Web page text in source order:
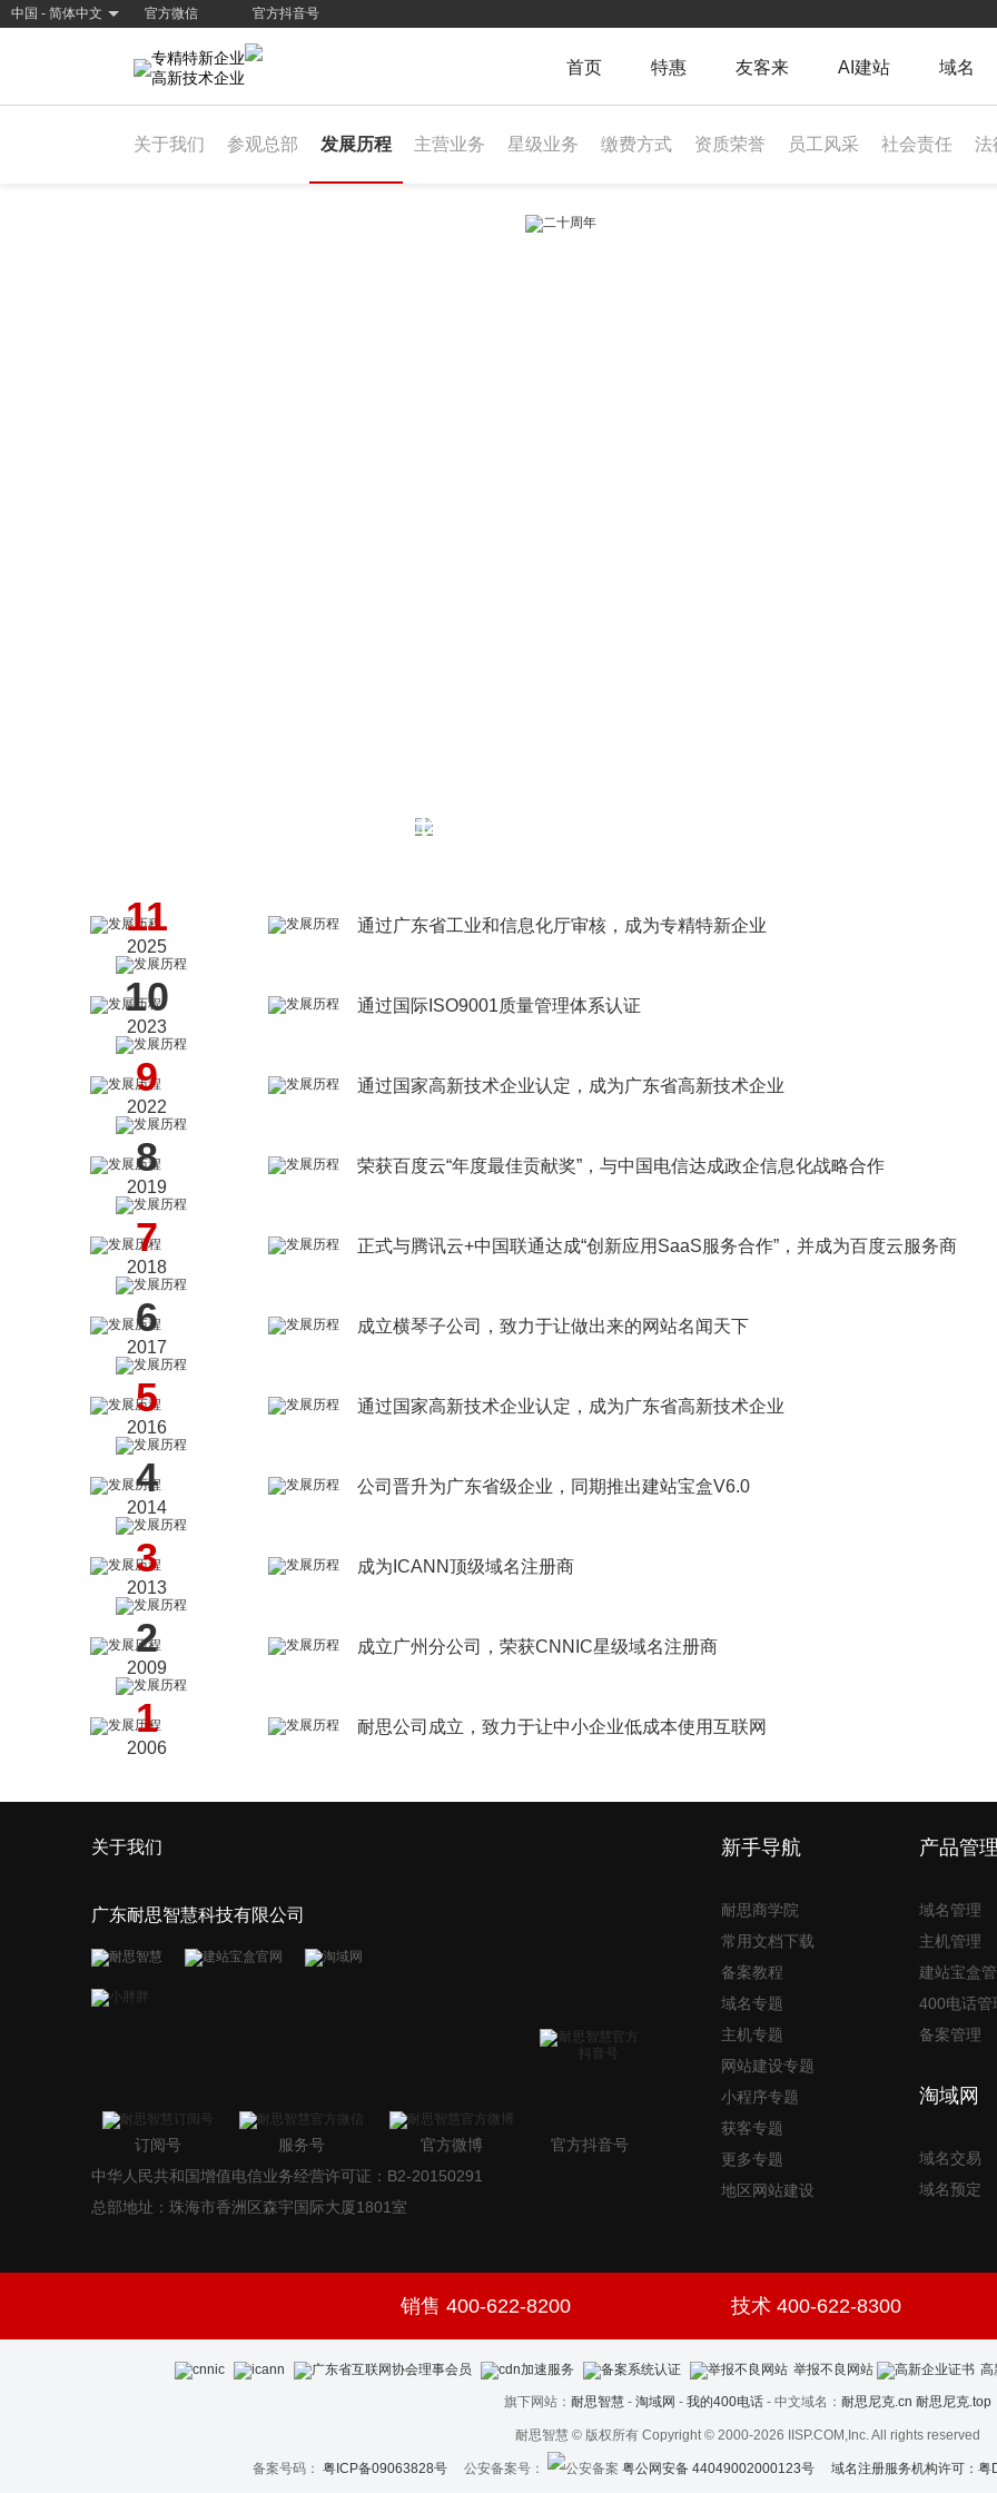
中国 - 简体中文 官方微信 官方抖音号
专精特新企业
高新技术企业
首页 特惠 友客来 AI建站 域名
关于我们 参观总部 发展历程 主营业务 星级业务 缴费方式 资质荣誉 员工风采 社会责任 法
年
程
11
2025
通过广东省工业和信息化厅审核，成为专精特新企业
10
2023
通过国际ISO9001质量管理体系认证
9
2022
通过国家高新技术企业认定，成为广东省高新技术企业
8
2019
荣获百度云“年度最佳贡献奖”，与中国电信达成政企信息化战略合作
7
2018
正式与腾讯云+中国联通达成“创新应用SaaS服务合作”，并成为百度云服务商
6
2017
成立横琴子公司，致力于让做出来的网站名闻天下
5
2016
通过国家高新技术企业认定，成为广东省高新技术企业
4
2014
公司晋升为广东省级企业，同期推出建站宝盒V6.0
3
2013
成为ICANN顶级域名注册商
2
2009
成立广州分公司，荣获CNNIC星级域名注册商
1
2006
耐思公司成立，致力于让中小企业低成本使用互联网
关于我们
广东耐思智慧科技有限公司
订阅号 服务号 官方微博
官方抖音号
中华人民共和国增值电信业务经营许可证：B2-20150291
总部地址：珠海市香洲区森宇国际大厦1801室
新手导航
耐思商学院
常用文档下载
备案教程
域名专题
主机专题
网站建设专题
小程序专题
获客专题
更多专题
地区网站建设
产品管理
域名管理
主机管理
建站宝盒
400电话管
备案管理
淘域网
域名交易
域名预定
销售 400-622-8200 技术 400-622-8300
举报不良网站 高
旗下网站： 耐思智慧 - 淘域网 - 我的400电话 - 中文域名： 耐思尼克.cn 耐思尼克.top
耐思智慧 © 版权所有 Copyright © 2000-2026 IISP.COM,Inc. All rights reserved
备案号码： 粤ICP备09063828号公安备案号： 粤公网安备 44049002000123号 域名注册服务机构许可：